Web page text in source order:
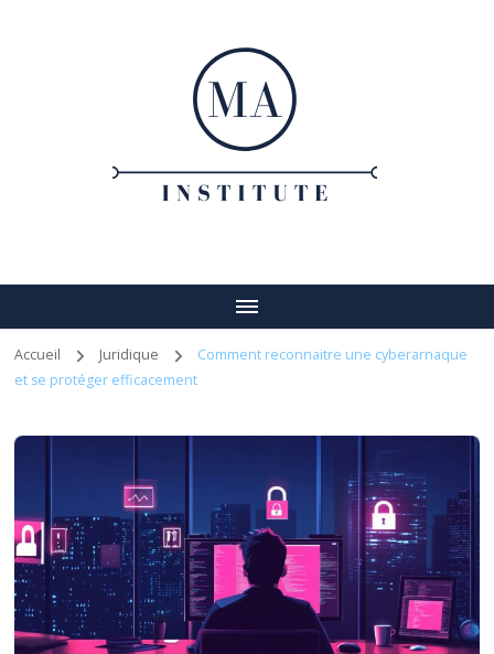
Accueil Juridique
Comment reconnaitre une cyberarnaque
et se protéger efficacement